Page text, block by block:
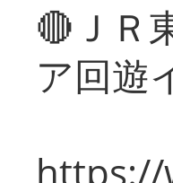
🔴ＪＲ
ア回遊